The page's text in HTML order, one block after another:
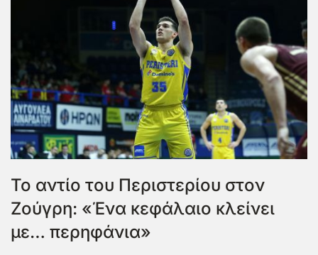
Το αντίο του Περιστερίου στον
Ζούγρη: «Ένα κεφάλαιο κλείνει
με… περηφάνια»